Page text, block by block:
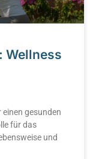
Wellness
gesunden
für das
und